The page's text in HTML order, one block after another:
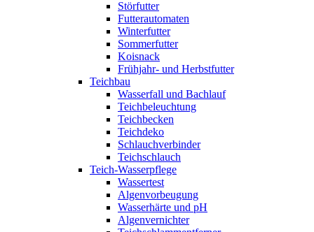
Störfutter
Futterautomaten
Winterfutter
Sommerfutter
Koisnack
Frühjahr- und Herbstfutter
Teichbau
Wasserfall und Bachlauf
Teichbeleuchtung
Teichbecken
Teichdeko
Schlauchverbinder
Teichschlauch
Teich-Wasserpflege
Wassertest
Algenvorbeugung
Wasserhärte und pH
Algenvernichter